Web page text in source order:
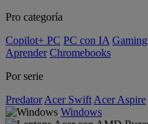
Pro categoría
Copilot+ PC PC con IA Gaming
Aprender Chromebooks
Por serie
Predator Acer Swift Acer Aspire
Windows